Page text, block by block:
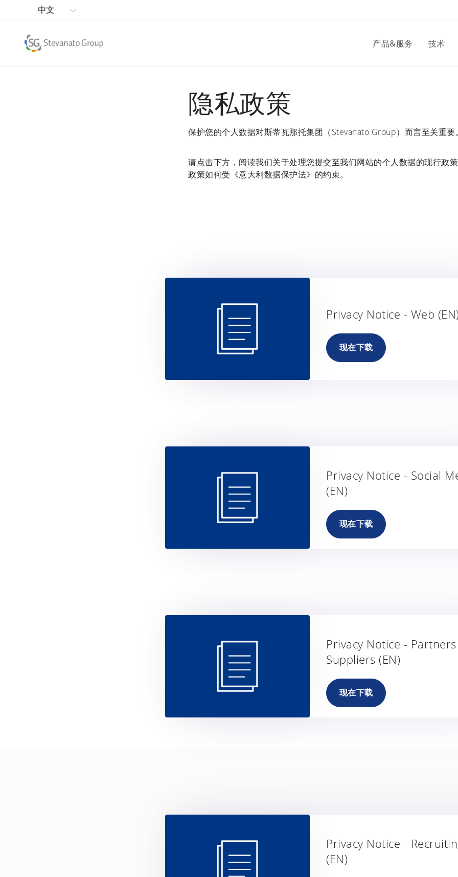
中文
产品&服务 技术
隐私政策
保护您的个人数据对斯蒂瓦那托集团（Stevanato Group）而言至关重要
请点击下方，阅读我们关于处理您提交至我们网站的个人数据的现行政
政策如何受《意大利数据保护法》的约束。
Privacy Notice - Web
现在下载
Privacy Notice - Social
(EN)
现在下载
Privacy Notice -
Suppliers (EN)
现在下载
Privacy Notice -
(EN)